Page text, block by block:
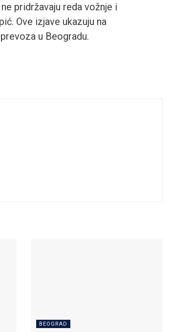
pridržavaju reda vožnje i
Ove izjave ukazuju na
u Beogradu.
BEOGRAD